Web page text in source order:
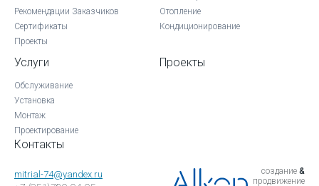
Рекомендации Заказчиков
Сертификаты
Проекты
Отопление
Кондиционирование
Услуги
Обслуживание
Установка
Монтаж
Проектирование
Проекты
Контакты
mitrial-74@yandex.ru создание &
продвижение